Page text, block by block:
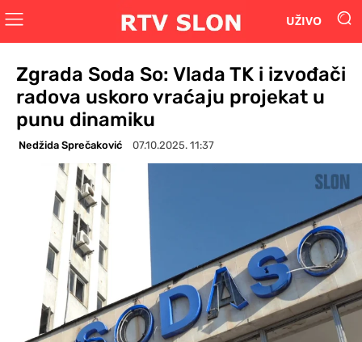
UŽIVO
Zgrada Soda So: Vlada TK i izvođači
radova uskoro vraćaju projekat u
punu dinamiku
Nedžida Sprečaković 07.10.2025. 11:37